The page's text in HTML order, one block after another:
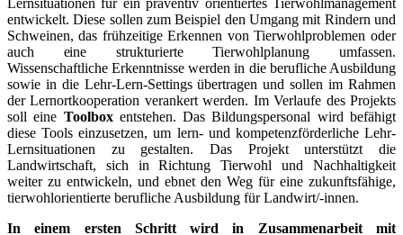
Lernsituationen für ein präventiv orientiertes Tierwohlmanagement
entwickelt. Diese sollen zum Beispiel den Umgang mit Rindern und
Schweinen, das frühzeitige Erkennen von Tierwohlproblemen oder
auch eine strukturierte Tierwohlplanung umfassen.
Wissenschaftliche Erkenntnisse werden in die berufliche Ausbildung
sowie in die Lehr-Lern-Settings übertragen und sollen im Rahmen
der Lernortkooperation verankert werden. Im Verlaufe des Projekts
soll eine Toolboxentstehen. Das Bildungspersonal wird befähigt
diese Tools einzusetzen, um lern- und kompetenzförderliche Lehr-
Lernsituationen zu gestalten. Das Projekt unterstützt die
Landwirtschaft, sich in Richtung Tierwohl und Nachhaltigkeit
weiter zu entwickeln, und ebnet den Weg für eine zukunftsfähige,
tierwohlorientierte berufliche Ausbildung für Landwirt/-innen.
In einem ersten Schritt wird in Zusammenarbeit mit